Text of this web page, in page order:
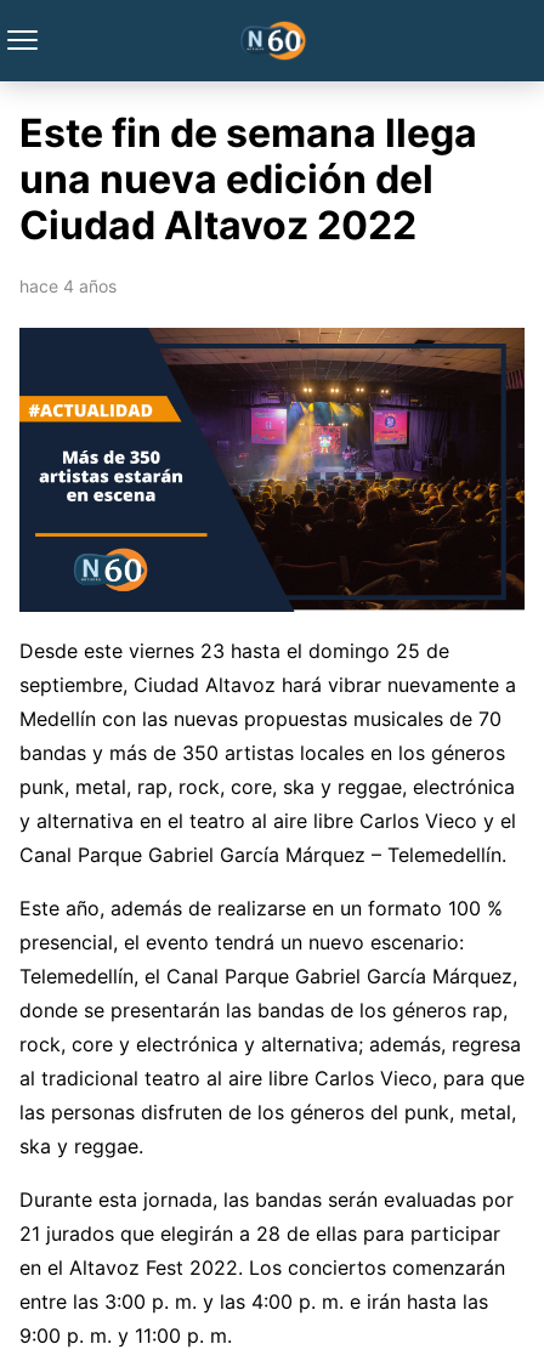
Este fin de semana llega
una nueva edición del
Ciudad Altavoz 2022
hace 4 años
Desde este viernes 23 hasta el domingo 25 de
septiembre, Ciudad Altavoz hará vibrar nuevamente a
Medellín con las nuevas propuestas musicales de 70
bandas y más de 350 artistas locales en los géneros
punk, metal, rap, rock, core, ska y reggae, electrónica
y alternativa en el teatro al aire libre Carlos Vieco y el
Canal Parque Gabriel García Márquez – Telemedellín.
Este año, además de realizarse en un formato 100 %
presencial, el evento tendrá un nuevo escenario:
Telemedellín, el Canal Parque Gabriel García Márquez,
donde se presentarán las bandas de los géneros rap,
rock, core y electrónica y alternativa; además, regresa
al tradicional teatro al aire libre Carlos Vieco, para que
las personas disfruten de los géneros del punk, metal,
ska y reggae.
Durante esta jornada, las bandas serán evaluadas por
21 jurados que elegirán a 28 de ellas para participar
en el Altavoz Fest 2022. Los conciertos comenzarán
entre las 3:00 p. m. y las 4:00 p. m. e irán hasta las
9:00 p. m. y 11:00 p. m.